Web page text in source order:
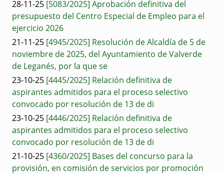
28-11-25 [5083/2025] Aprobación definitiva del
presupuesto del Centro Especial de Empleo para el
ejercicio 2026
21-11-25 [4945/2025] Resolución de Alcaldía de 5 de
noviembre de 2025, del Ayuntamiento de Valverde
de Leganés, por la que se
23-10-25 [4445/2025] Relación definitiva de
aspirantes admitidos para el proceso selectivo
convocado por resolución de 13 de di
23-10-25 [4446/2025] Relación definitiva de
aspirantes admitidos para el proceso selectivo
convocado por resolución de 13 de di
21-10-25 [4360/2025] Bases del concurso para la
provisión, en comisión de servicios por promoción